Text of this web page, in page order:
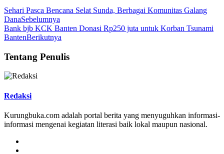
Sehari Pasca Bencana Selat Sunda, Berbagai Komunitas Galang
DanaSebelumnya
Bank bjb KCK Banten Donasi Rp250 juta untuk Korban Tsunami
BantenBerikutnya
Tentang Penulis
Redaksi
Kurungbuka.com adalah portal berita yang menyuguhkan informasi-
informasi mengenai kegiatan literasi baik lokal maupun nasional.